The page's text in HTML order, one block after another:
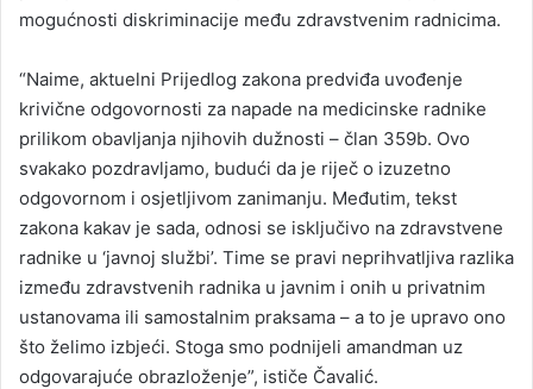
mogućnosti diskriminacije među zdravstvenim radnicima.
“Naime, aktuelni Prijedlog zakona predviđa uvođenje
krivične odgovornosti za napade na medicinske radnike
prilikom obavljanja njihovih dužnosti – član 359b. Ovo
svakako pozdravljamo, budući da je riječ o izuzetno
odgovornom i osjetljivom zanimanju. Međutim, tekst
zakona kakav je sada, odnosi se isključivo na zdravstvene
radnike u ‘javnoj službi’. Time se pravi neprihvatljiva razlika
između zdravstvenih radnika u javnim i onih u privatnim
ustanovama ili samostalnim praksama – a to je upravo ono
što želimo izbjeći. Stoga smo podnijeli amandman uz
odgovarajuće obrazloženje”, ističe Čavalić.